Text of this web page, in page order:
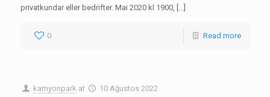
privatkundar eller bedrifter. Mai 2020 kl 1900, […]
0 Read more
kamyonpark at 10 Ağustos 2022